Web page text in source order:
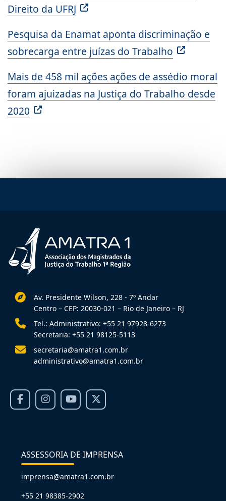
Direito da UFRJ
Pesquisa da Enamat aponta discriminação e
sobrecarga entre juízas do Trabalho
Mais de 458 mil ações ações de assédio moral
foram ajuizadas na Justiça do Trabalho desde
2020
Av. Presidente Wilson, 228 - 7º Andar
Centro – CEP: 20030-021 – Rio de Janeiro – RJ
Tel.: Administrativo: +55 21 97928-6273
Secretaria: +55 21 98125-5113
secretaria@amatra1.com.br
administrativo@amatra1.com.br
ASSESSORIA DE IMPRENSA
imprensa@amatra1.com.br
+55 21 98385-2902